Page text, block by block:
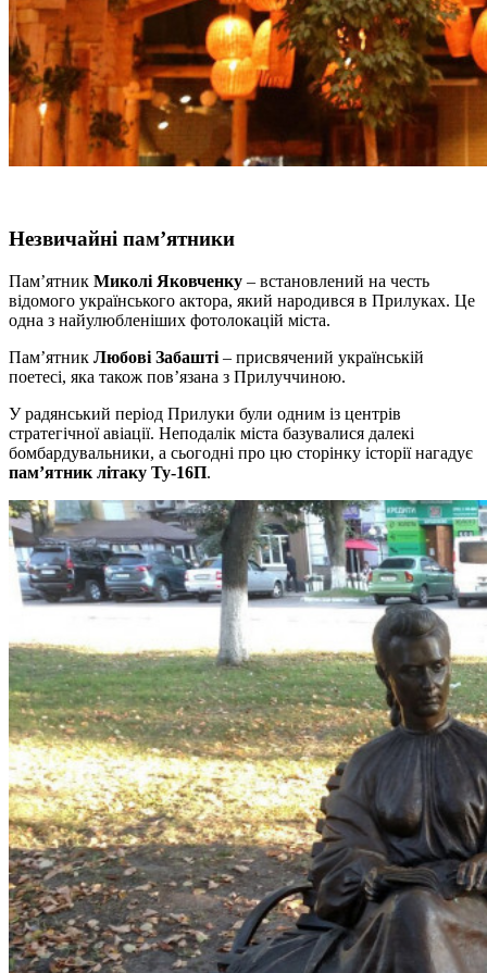
Незвичайні пам’ятники
Пам’ятник Миколі Яковченку – встановлений на честь
відомого українського актора, який народився в Прилуках. Це
одна з найулюбленіших фотолокацій міста.
Пам’ятник Любові Забашті – присвячений українській
поетесі, яка також пов’язана з Прилуччиною.
У радянський період Прилуки були одним із центрів
стратегічної авіації. Неподалік міста базувалися далекі
бомбардувальники, а сьогодні про цю сторінку історії нагадує
пам’ятник літаку Ту-16П.